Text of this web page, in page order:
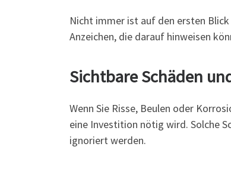
Nicht immer ist auf den ersten
Anzeichen, die darauf hinweisen
Sichtbare Schäden
Wenn Sie Risse, Beulen oder
eine Investition nötig wird. Solche
ignoriert werden.